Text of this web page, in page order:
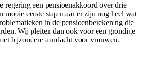
regering een pensioenakkoord over drie
mooie eerste stap maar er zijn nog heel wat
in de pensioenberekening die
Wij pleiten dan ook voor een grondige
bijzondere aandacht voor vrouwen.